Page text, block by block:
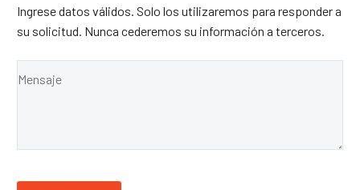
Ingrese datos válidos. Solo los utilizaremos para responder a
su solicitud. Nunca cederemos su información a terceros.